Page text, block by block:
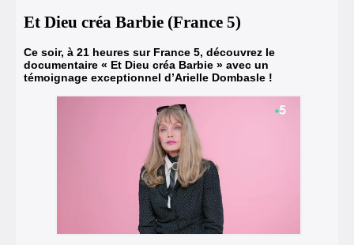
Et Dieu créa Barbie (France 5)
Ce soir, à 21 heures sur France 5, découvrez le
documentaire « Et Dieu créa Barbie » avec un
témoignage exceptionnel d’Arielle Dombasle !